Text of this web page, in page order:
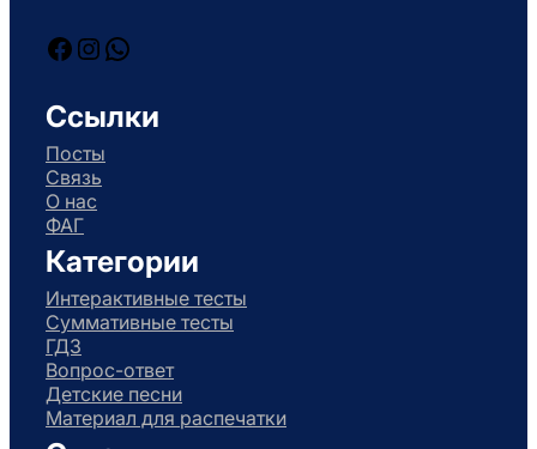
Facebook
Instagram
WhatsApp
Ссылки
Посты
Связь
О нас
ФАГ
Категории
Интерактивные тесты
Суммативные тесты
ГДЗ
Вопрос-ответ
Детские песни
Материал для распечатки